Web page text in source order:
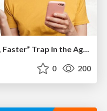
Avoiding the “Bad Training, Faster” Trap in the Age of AI
0 200